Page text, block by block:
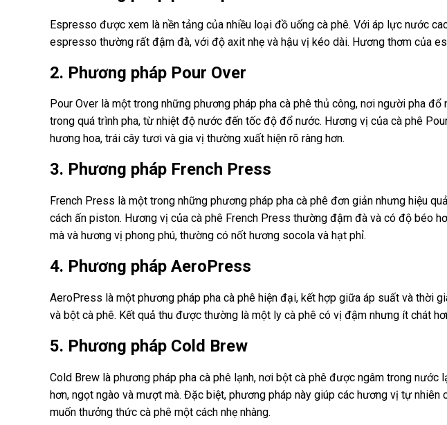
Espresso được xem là nền tảng của nhiều loại đồ uống cà phê. Với áp lực nước
espresso thường rất đậm đà, với độ axit nhẹ và hậu vị kéo dài. Hương thơm của
2. Phương pháp Pour Over
Pour Over là một trong những phương pháp pha cà phê thủ công, nơi người pha
trong quá trình pha, từ nhiệt độ nước đến tốc độ đổ nước. Hương vị của cà phê
hương hoa, trái cây tươi và gia vị thường xuất hiện rõ ràng hơn.
3. Phương pháp French Press
French Press là một trong những phương pháp pha cà phê đơn giản nhưng hiệu
cách ấn piston. Hương vị của cà phê French Press thường đậm đà và có độ béo
mà và hương vị phong phú, thường có nốt hương socola và hạt phỉ.
4. Phương pháp AeroPress
AeroPress là một phương pháp pha cà phê hiện đại, kết hợp giữa áp suất và thời
và bột cà phê. Kết quả thu được thường là một ly cà phê có vị đậm nhưng ít chát
5. Phương pháp Cold Brew
Cold Brew là phương pháp pha cà phê lạnh, nơi bột cà phê được ngâm trong
hơn, ngọt ngào và mượt mà. Đặc biệt, phương pháp này giúp các hương vị tự
muốn thưởng thức cà phê một cách nhẹ nhàng.